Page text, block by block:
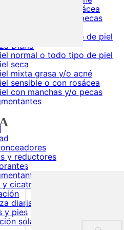
Piel sensible o con rosácea
Piel con manchas y/o pecas
Piel normal o todo tipo de piel
Diaria
normal o todo tipo de piel
seca
mixta grasa y/o acné
sensible o con rosácea
con manchas y/o pecas
y reductores
cicatrices
diaria
y pies
solar